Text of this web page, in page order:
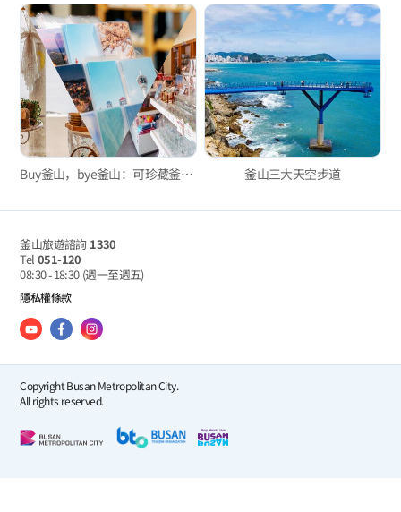
Buy釜山，bye釜山：可珍藏釜山回憶的紀念品店3選 釜山三大天空步道
釜山旅遊諮詢 1330
Tel 051-120
08:30 - 18:30 (週一至週五)
隱私權條款
Copyright Busan Metropolitan City.
All rights reserved.